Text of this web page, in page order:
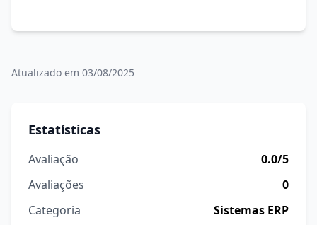
Atualizado em 03/08/2025
Estatísticas
Avaliação
0.0/5
Avaliações
0
Categoria
Sistemas ERP